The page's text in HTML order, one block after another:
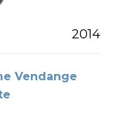
2014
Vendange